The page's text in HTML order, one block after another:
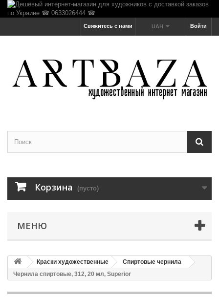
Войти
UAH
Свяжитесь с нами
Корзина (пусто)
МЕНЮ
Краски художественные
Спиртовые чернила
Чернила спиртовые, 312, 20 мл, Superior